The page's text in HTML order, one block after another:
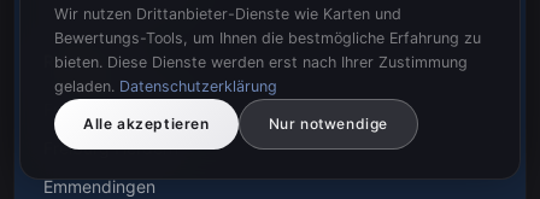
Regionen
Freiburg Wiehre
Freiburg Herdern
Emmendingen
Wir nutzen Drittanbieter-Dienste wie Karten und
Bewertungs-Tools, um Ihnen die bestmögliche Erfahrung zu
bieten. Diese Dienste werden erst nach Ihrer Zustimmung
geladen. Datenschutzerklärung
Alle akzeptieren Nur notwendige